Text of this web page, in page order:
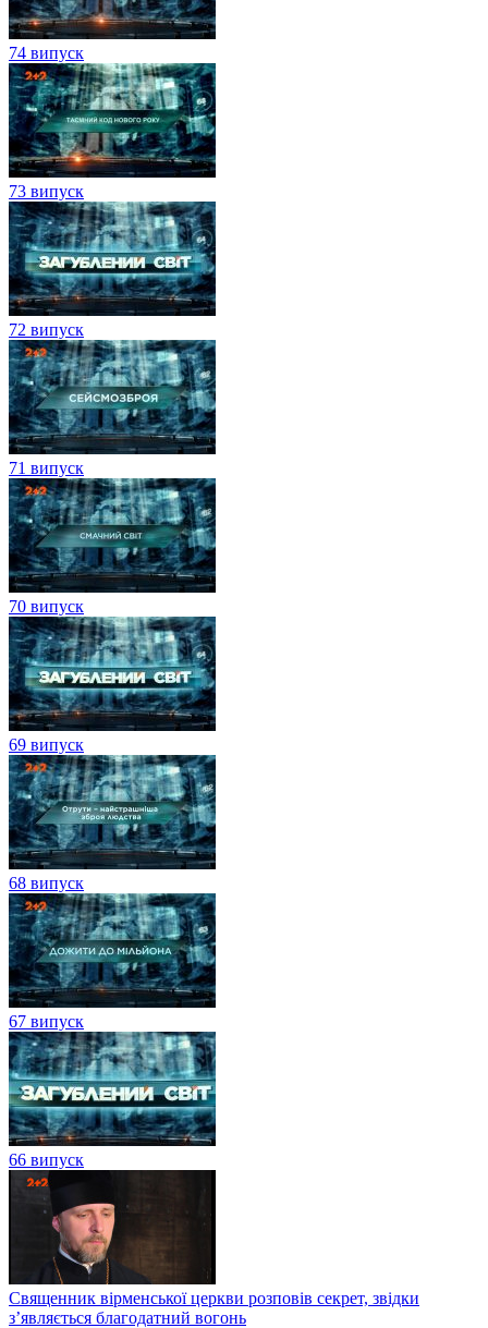
74 випуск
73 випуск
72 випуск
71 випуск
70 випуск
69 випуск
68 випуск
67 випуск
66 випуск
Священник вірменської церкви розповів секрет, звідки
з’являється благодатний вогонь